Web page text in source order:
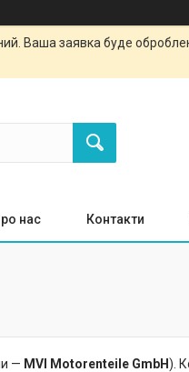
Ваша заявка буде
нас Контакти
— MVI Motorenteile GmbH).